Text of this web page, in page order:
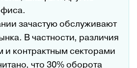
зачастую обслуживают
В частности, различия
контрактным секторами
что 30% оборота